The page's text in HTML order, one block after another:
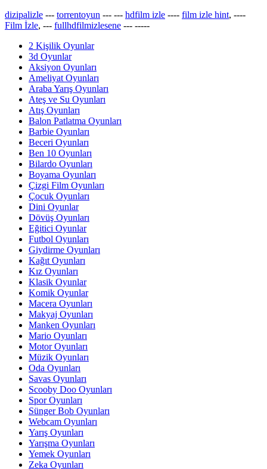
dizipalizle --- torrentoyun --- --- hdfilm izle ---- film izle hint, ----
Film İzle, --- fullhdfilmizlesene --- -----
2 Kişilik Oyunlar
3d Oyunlar
Aksiyon Oyunları
Ameliyat Oyunları
Araba Yarış Oyunları
Ateş ve Su Oyunları
Atış Oyunları
Balon Patlatma Oyunları
Barbie Oyunları
Beceri Oyunları
Ben 10 Oyunları
Bilardo Oyunları
Boyama Oyunları
Çizgi Film Oyunları
Çocuk Oyunları
Dini Oyunlar
Dövüş Oyunları
Eğitici Oyunlar
Futbol Oyunları
Giydirme Oyunları
Kağıt Oyunları
Kız Oyunları
Klasik Oyunlar
Komik Oyunlar
Macera Oyunları
Makyaj Oyunları
Manken Oyunları
Mario Oyunları
Motor Oyunları
Müzik Oyunları
Oda Oyunları
Savas Oyunları
Scooby Doo Oyunları
Spor Oyunları
Sünger Bob Oyunları
Webcam Oyunları
Yarış Oyunları
Yarışma Oyunları
Yemek Oyunları
Zeka Oyunları